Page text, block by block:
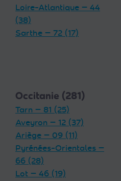
Loire-Atlantique — 44
(38)
Sarthe — 72 (17)
Occitanie (281)
Tarn — 81 (25)
Aveyron — 12 (37)
Ariège — 09 (11)
Pyrénées-Orientales —
66 (28)
Lot — 46 (19)